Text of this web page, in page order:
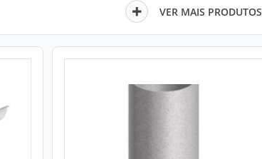
VER MAIS PRODUTOS